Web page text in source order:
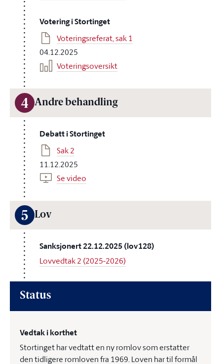
Votering i Stortinget
Voteringsreferat, sak 1
04.12.2025
Voteringsoversikt
4 Andre behandling
Debatt i Stortinget
Sak 2
11.12.2025
Se video
5 Lov
Sanksjonert 22.12.2025 (lov128)
Lovvedtak 2 (2025-2026)
Status
Vedtak i korthet
Stortinget har vedtatt en ny romlov som erstatter
den tidligere romloven fra 1969. Loven har til formål